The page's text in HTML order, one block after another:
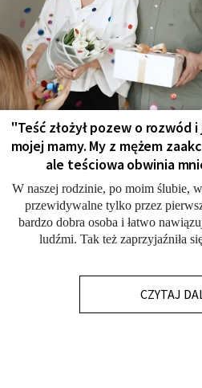
"Teść złożył pozew o rozwód
mojej mamy. My z mężem
ale teściowa obwinia
W naszej rodzinie, po moim ślubie,
przewidywalne tylko przez
bardzo dobra osoba i łatwo
ludźmi. Tak też zaprzyjaźniła
CZYTAJ